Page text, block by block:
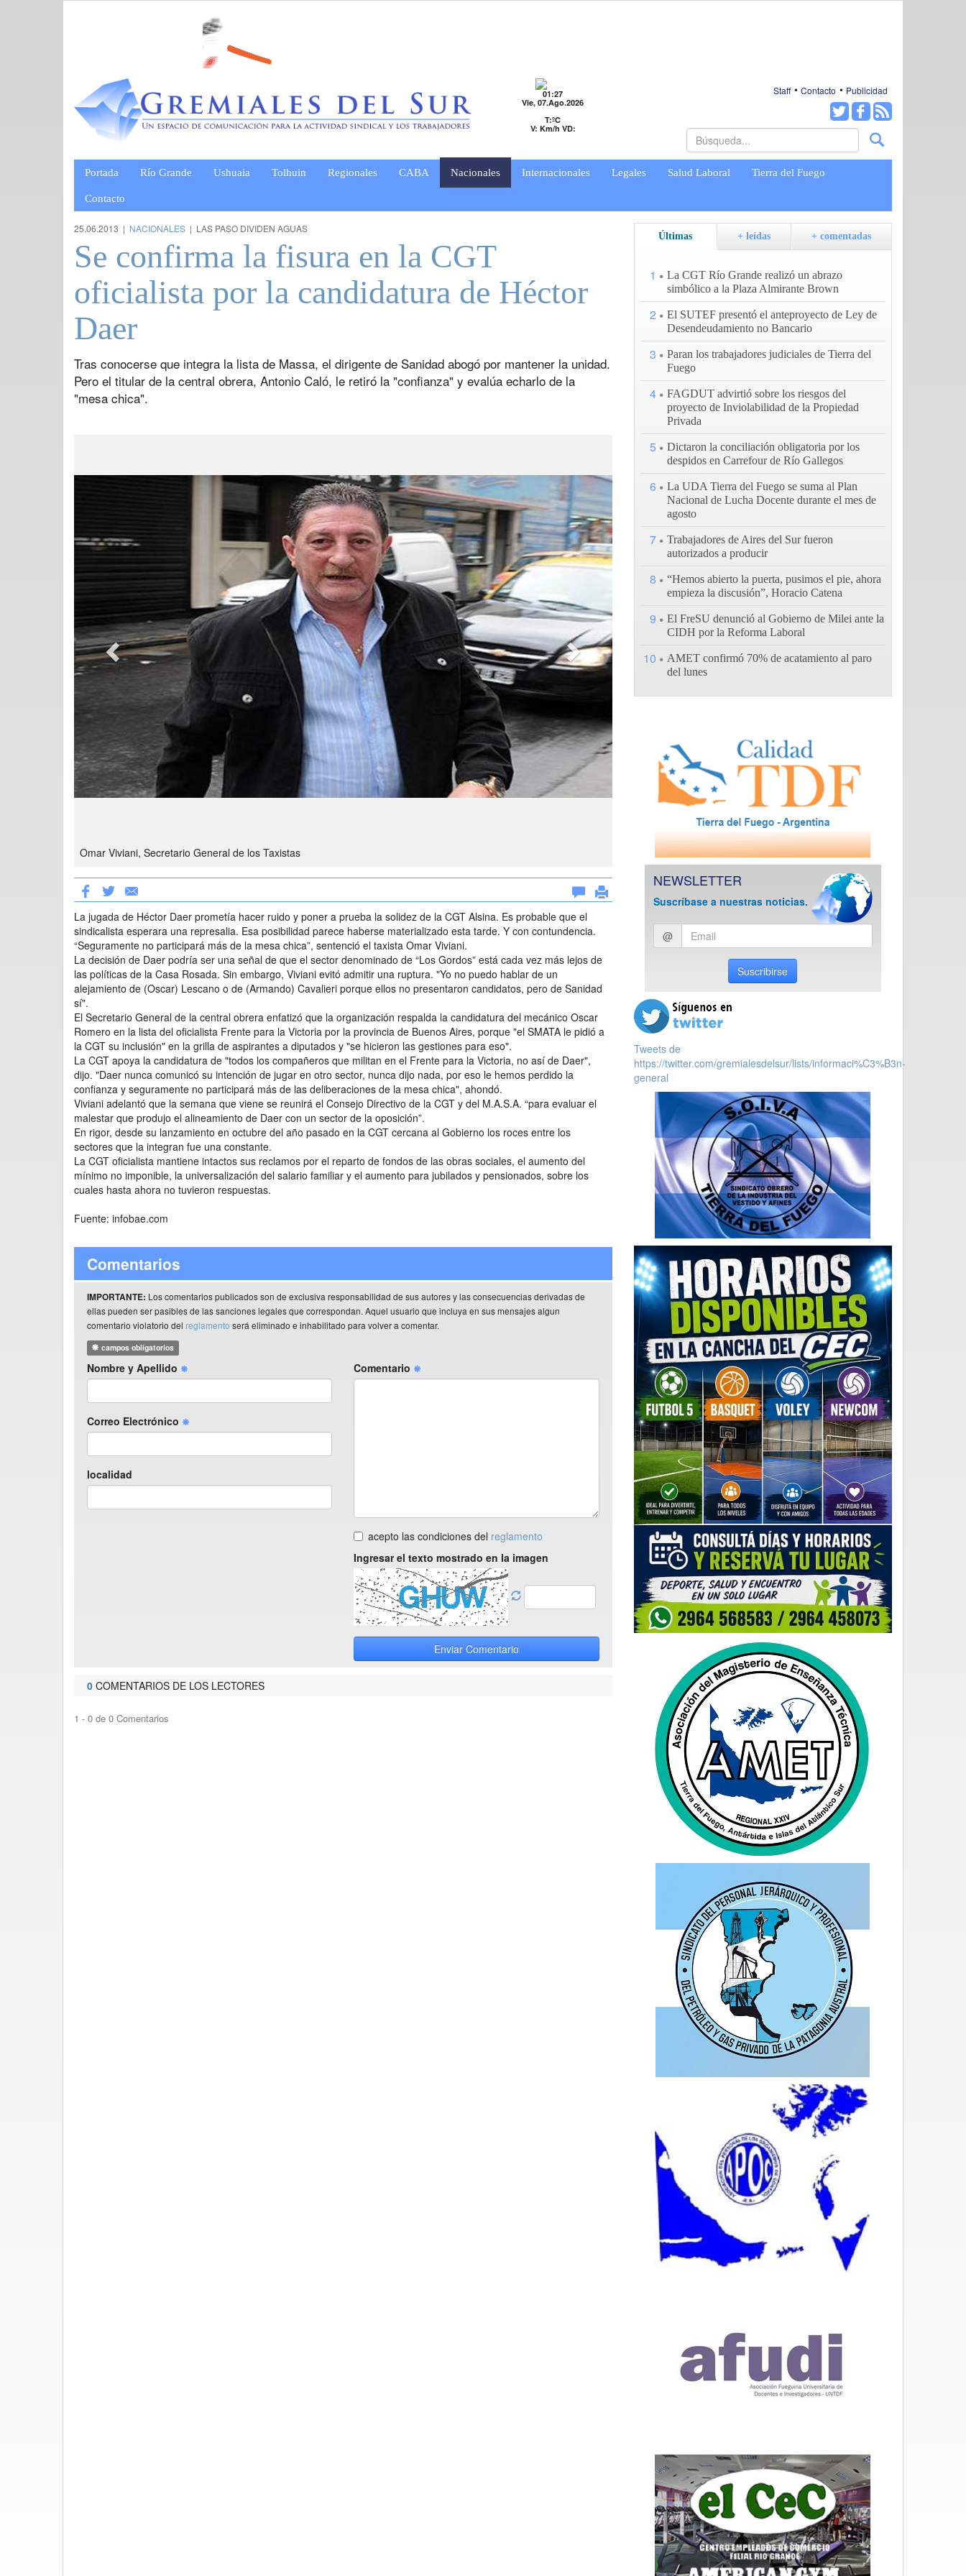
01:27
Vie, 07.Ago.2026
T:ºC
V: Km/h VD:
Staff Contacto Publicidad
Portada Río Grande Ushuaia Tolhuin Regionales CABA Nacionales Internacionales Legales Salud Laboral Tierra del Fuego
Contacto
25.06.2013 | NACIONALES | LAS PASO DIVIDEN AGUAS
Se confirma la fisura en la CGT
oficialista por la candidatura de Héctor
Daer
Tras conocerse que integra la lista de Massa, el dirigente de Sanidad abogó por mantener la unidad.
Pero el titular de la central obrera, Antonio Caló, le retiró la "confianza" y evalúa echarlo de la
"mesa chica".
Omar Viviani, Secretario General de los Taxistas
La jugada de Héctor Daer prometía hacer ruido y poner a prueba la solidez de la CGT Alsina. Es probable que el
sindicalista esperara una represalia. Esa posibilidad parece haberse materializado esta tarde. Y con contundencia.
“Seguramente no participará más de la mesa chica”, sentenció el taxista Omar Viviani.
La decisión de Daer podría ser una señal de que el sector denominado de “Los Gordos” está cada vez más lejos de
las políticas de la Casa Rosada. Sin embargo, Viviani evitó admitir una ruptura. "Yo no puedo hablar de un
alejamiento de (Oscar) Lescano o de (Armando) Cavalieri porque ellos no presentaron candidatos, pero de Sanidad
sí".
El Secretario General de la central obrera enfatizó que la organización respalda la candidatura del mecánico Oscar
Romero en la lista del oficialista Frente para la Victoria por la provincia de Buenos Aires, porque "el SMATA le pidió a
la CGT su inclusión" en la grilla de aspirantes a diputados y "se hicieron las gestiones para eso".
La CGT apoya la candidatura de "todos los compañeros que militan en el Frente para la Victoria, no así de Daer",
dijo. "Daer nunca comunicó su intención de jugar en otro sector, nunca dijo nada, por eso le hemos perdido la
confianza y seguramente no participará más de las deliberaciones de la mesa chica", ahondó.
Viviani adelantó que la semana que viene se reunirá el Consejo Directivo de la CGT y del M.A.S.A. “para evaluar el
malestar que produjo el alineamiento de Daer con un sector de la oposición”.
En rigor, desde su lanzamiento en octubre del año pasado en la CGT cercana al Gobierno los roces entre los
sectores que la integran fue una constante.
La CGT oficialista mantiene intactos sus reclamos por el reparto de fondos de las obras sociales, el aumento del
mínimo no imponible, la universalización del salario familiar y el aumento para jubilados y pensionados, sobre los
cuales hasta ahora no tuvieron respuestas.
Fuente: infobae.com
Comentarios
IMPORTANTE: Los comentarios publicados son de exclusiva responsabilidad de sus autores y las consecuencias derivadas de
ellas pueden ser pasibles de las sanciones legales que correspondan. Aquel usuario que incluya en sus mensajes algun
comentario violatorio del reglamento será eliminado e inhabilitado para volver a comentar.
campos obligatorios
Nombre y Apellido
Correo Electrónico
localidad
Comentario
acepto las condiciones del reglamento
Ingresar el texto mostrado en la imagen
Enviar Comentario
0 COMENTARIOS DE LOS LECTORES
1 - 0 de 0 Comentarios
Últimas + leídas + comentadas
1
La CGT Río Grande realizó un abrazo
simbólico a la Plaza Almirante Brown
2
El SUTEF presentó el anteproyecto de Ley de
Desendeudamiento no Bancario
3
Paran los trabajadores judiciales de Tierra del
Fuego
4
FAGDUT advirtió sobre los riesgos del
proyecto de Inviolabilidad de la Propiedad
Privada
5
Dictaron la conciliación obligatoria por los
despidos en Carrefour de Río Gallegos
6
La UDA Tierra del Fuego se suma al Plan
Nacional de Lucha Docente durante el mes de
agosto
7
Trabajadores de Aires del Sur fueron
autorizados a producir
8
“Hemos abierto la puerta, pusimos el pie, ahora
empieza la discusión”, Horacio Catena
9
El FreSU denunció al Gobierno de Milei ante la
CIDH por la Reforma Laboral
10
AMET confirmó 70% de acatamiento al paro
del lunes
NEWSLETTER
Suscríbase a nuestras noticias.
Ingresar
email
@
Suscribirse
Tweets de
https://twitter.com/gremialesdelsur/lists/informaci%C3%B3n-
general